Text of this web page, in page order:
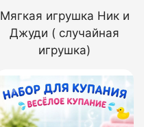
Мягкая игрушка Ник и
Джуди ( случайная
игрушка)